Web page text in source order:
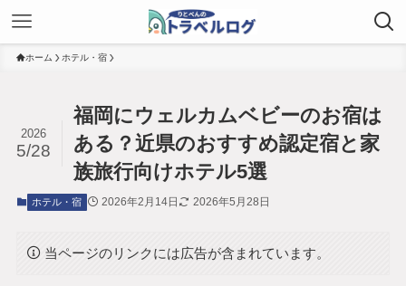
ホーム ホテル・宿
福岡にウェルカムベビーのお宿は
ある？近県のおすすめ認定宿と家
族旅行向けホテル5選
2026
5/28
ホテル・宿 2026年2月14日 2026年5月28日
当ページのリンクには広告が含まれています。